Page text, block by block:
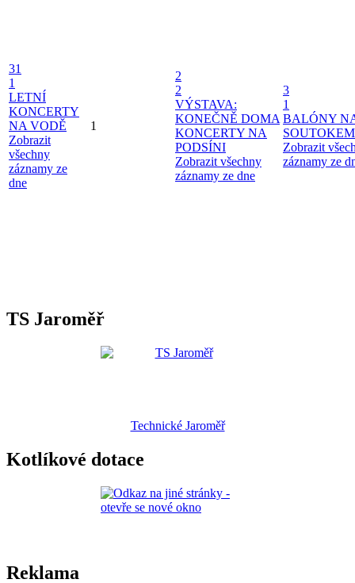
31
1
LETNÍ
KONCERTY
NA VODĚ
Zobrazit
všechny
záznamy ze
dne
1
2
2
VÝSTAVA:
KONEČNĚ DOMA
KONCERTY NA
PODSÍNI
Zobrazit všechny
záznamy ze dne
3
1
BALÓNY
SOUTOKEM
Zobrazit
záznamy ze
TS Jaroměř
Technické Jaroměř
Kotlíkové dotace
Reklama